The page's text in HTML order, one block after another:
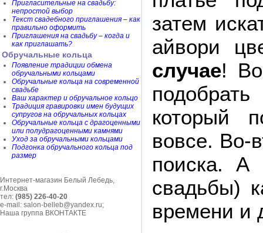
Пригласительные на свадьбу:
непростой выбор
Текст свадебного приглашения – как
правильно оформить
Приглашения на свадьбу – когда и
как приглашать?
Обручальные кольца
Появление традиции обмена
обручальными кольцами
Обручальные кольца на современной
свадьбе
Ваш характер и обручальное кольцо
Традиция гравировки имен будущих
супругов на обручальных кольцах
Обручальные кольца с драгоценными
или полудрагоценными камнями
Уход за обручальными кольцами
Подгонка обручального кольца под
размер
Интернет-магазин Белый Лебедь,
г.Москва
тел: (985) 226-40-20
e-mail: salon-belleb@yandex.ru;
Наша группа ВКОНТАКТЕ
затем
айвори
случае!
который
вовсе. Во-
поиска. А
свадьбы)
времени и